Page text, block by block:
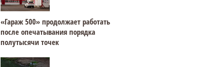
«Гараж 500» продолжает работать
после опечатывания порядка
полутысячи точек